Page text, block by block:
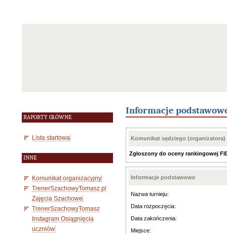
RAPORTY GŁÓWNE
Lista startowa
INNE
Komunikat organizacyjny
TrenerSzachowyTomasz.pl
Zajęcia Szachowe
TrenerSzachowyTomasz
Instagram Osiągnięcia
uczniów
Informacje
Komunikat sędziego (organizatora)
Zgłoszony do oceny rankingowej
Informacje podstawowe
Nazwa turnieju:
Data rozpoczęcia:
Data zakończenia:
Miejsce: